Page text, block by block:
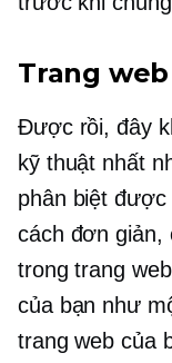
Trang
Được rồi, đây
kỹ thuật nhất
phân biệt
cách đơn giản,
trong trang
của bạn như
trang web của